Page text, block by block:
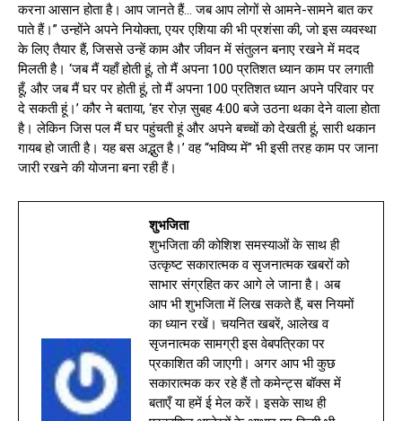
करना आसान होता है। आप जानते हैं… जब आप लोगों से आमने-सामने बात कर
पाते हैं।” उन्होंने अपने नियोक्ता, एयर एशिया की भी प्रशंसा की, जो इस व्यवस्था
के लिए तैयार हैं, जिससे उन्हें काम और जीवन में संतुलन बनाए रखने में मदद
मिलती है। ‘जब मैं यहाँ होती हूं, तो मैं अपना 100 प्रतिशत ध्यान काम पर लगाती
हूँ, और जब मैं घर पर होती हूं, तो मैं अपना 100 प्रतिशत ध्यान अपने परिवार पर
दे सकती हूं।’ कौर ने बताया, ‘हर रोज़ सुबह 4:00 बजे उठना थका देने वाला होता
है। लेकिन जिस पल मैं घर पहुंचती हूं और अपने बच्चों को देखती हूं, सारी थकान
गायब हो जाती है। यह बस अद्भुत है।’ वह “भविष्य में” भी इसी तरह काम पर जाना
जारी रखने की योजना बना रही हैं।
शुभजिता
शुभजिता की कोशिश समस्याओं के साथ ही
उत्कृष्ट सकारात्मक व सृजनात्मक खबरों को
साभार संग्रहित कर आगे ले जाना है। अब
आप भी शुभजिता में लिख सकते हैं, बस नियमों
का ध्यान रखें। चयनित खबरें, आलेख व
सृजनात्मक सामग्री इस वेबपत्रिका पर
प्रकाशित की जाएगी। अगर आप भी कुछ
सकारात्मक कर रहे हैं तो कमेन्ट्स बॉक्स में
बताएँ या हमें ई मेल करें। इसके साथ ही